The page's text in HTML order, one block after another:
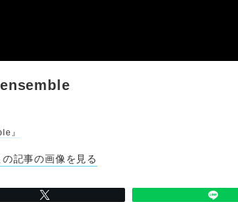
』
の記事の画像を見る